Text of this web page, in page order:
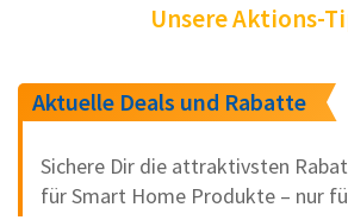
Unsere Aktions-
Aktuelle Deals und Rabatte
Sichere Dir die attraktivsten
für Smart Home Produkte – nur